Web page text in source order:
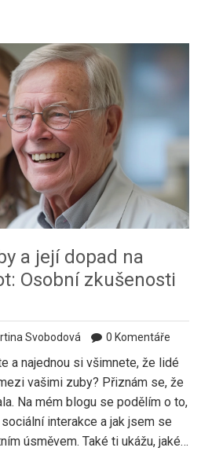
a její dopad na
Osobní zkušenosti
Svobodová 0 Komentáře
a najednou si všimnete, že lidé
vašimi zuby? Přiznám se, že
Na mém blogu se podělím o to,
interakce a jak jsem se
úsměvem. Také ti ukážu, jaké